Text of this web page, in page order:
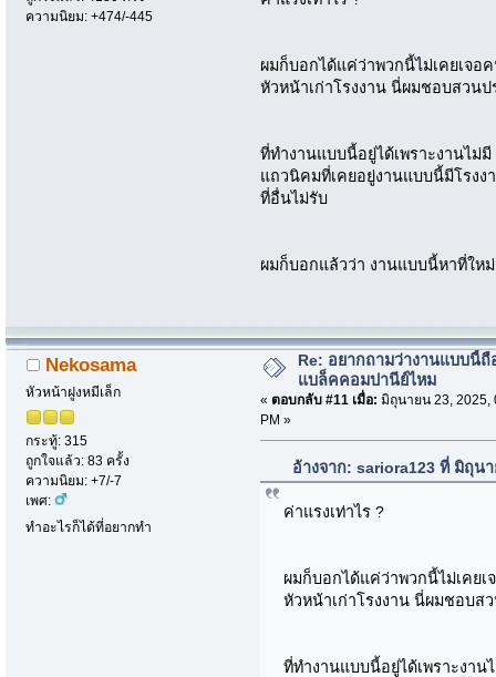
ความนิยม: +474/-445
ผมก็บอกได้แค่ว่าพวกนี้ไม่เคยเจอ
หัวหน้าเก่าโรงงาน นี่ผมชอบสวน
ที่ทำงานแบบนี้อยู่ได้เพราะงานไม่
แถวนิคมที่เคยอยู่งานแบบนี้มีโรง
ที่อื่นไม่รับ
ผมก็บอกแล้วว่า งานแบบนี้หาที่ใหม่
Nekosama
หัวหน้าฝูงหมีเล็ก
กระทู้: 315
ถูกใจแล้ว: 83 ครั้ง
ความนิยม: +7/-7
เพศ:
ทำอะไรก็ได้ที่อยากทำ
Re: อยากถามว่างานแบบนี้ถื
แบล็คคอมปานีย์ไหม
« ตอบกลับ #11 เมื่อ: มิถุนายน 23, 2025,
PM »
อ้างจาก: sariora123 ที่ มิถุน
ค่าแรงเท่าไร ?
ผมก็บอกได้แค่ว่าพวกนี้ไม่เคยเ
หัวหน้าเก่าโรงงาน นี่ผมชอบส
ที่ทำงานแบบนี้อยู่ได้เพราะงาน